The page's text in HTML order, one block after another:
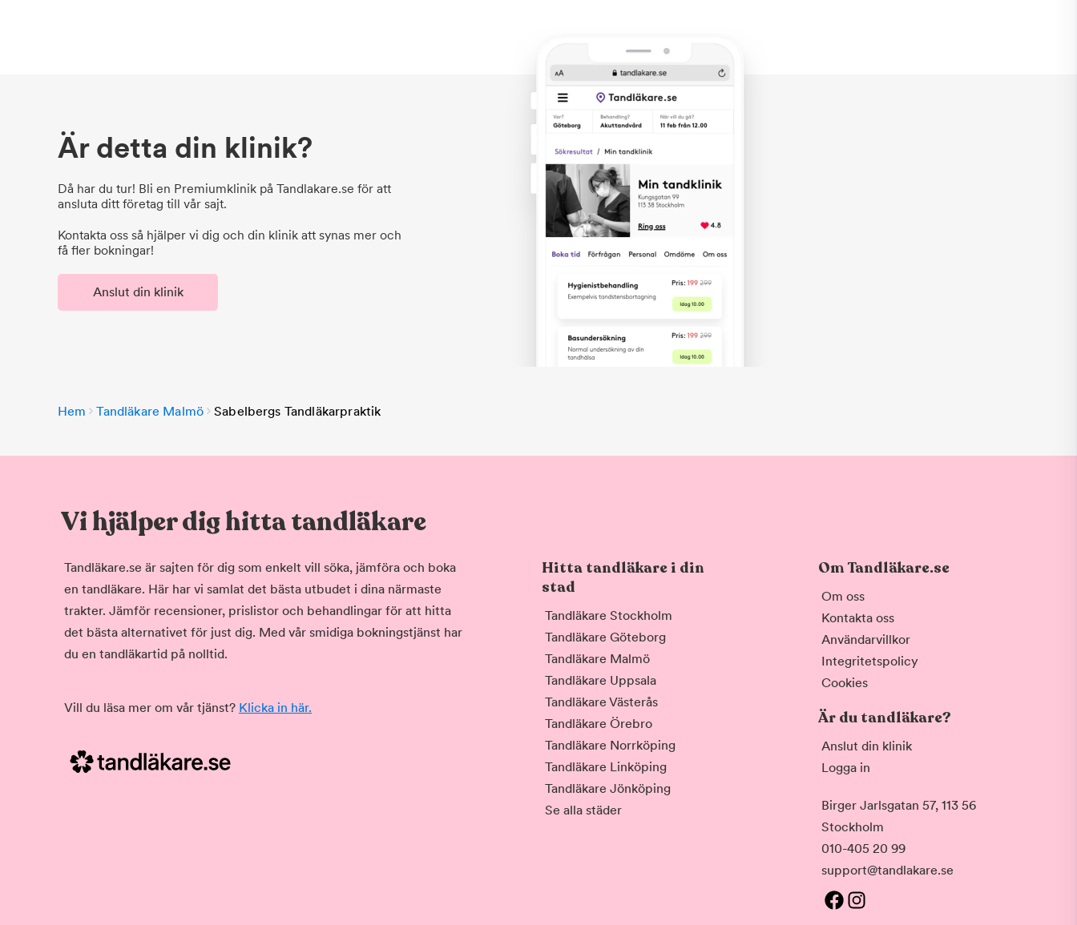
Är detta din klinik?
Då har du tur! Bli en Premiumklinik på Tandlakare.se för att
ansluta ditt företag till vår sajt.
Kontakta oss så hjälper vi dig och din klinik att synas mer och
få fler bokningar!
Anslut din klinik
Hem Tandläkare Malmö Sabelbergs Tandläkarpraktik
Vi hjälper dig hitta tandläkare
Tandläkare.se är sajten för dig som enkelt vill söka, jämföra och boka
en tandläkare. Här har vi samlat det bästa utbudet i dina närmaste
trakter. Jämför recensioner, prislistor och behandlingar för att hitta
det bästa alternativet för just dig. Med vår smidiga bokningstjänst har
du en tandläkartid på nolltid.
Vill du läsa mer om vår tjänst? Klicka in här.
Hitta tandläkare i din
stad
Tandläkare Stockholm
Tandläkare Göteborg
Tandläkare Malmö
Tandläkare Uppsala
Tandläkare Västerås
Tandläkare Örebro
Tandläkare Norrköping
Tandläkare Linköping
Tandläkare Jönköping
Se alla städer
Om Tandläkare.se
Om oss
Kontakta oss
Användarvillkor
Integritetspolicy
Cookies
Är du tandläkare?
Anslut din klinik
Logga in
Birger Jarlsgatan 57, 113 56
Stockholm
010-405 20 99
support@tandlakare.se